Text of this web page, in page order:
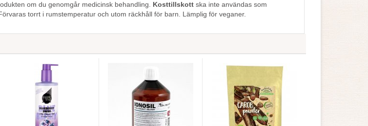
om du genomgår medicinsk behandling. Kosttillskott ska inte användas som
torrt i rumstemperatur och utom räckhåll för barn. Lämplig för veganer.